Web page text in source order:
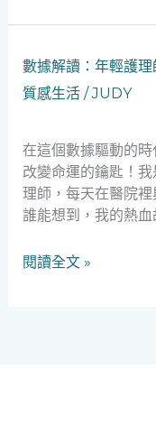
專
業
抉
與
情
感
智
數據解讀：年輕護
質感生活/JUDY
在這個數據驅動的
改變命運的鑰匙！
理師，每天在醫院
誰能想到，我的熱
數
據
解
年
輕
護
理
財
閱讀全文 »